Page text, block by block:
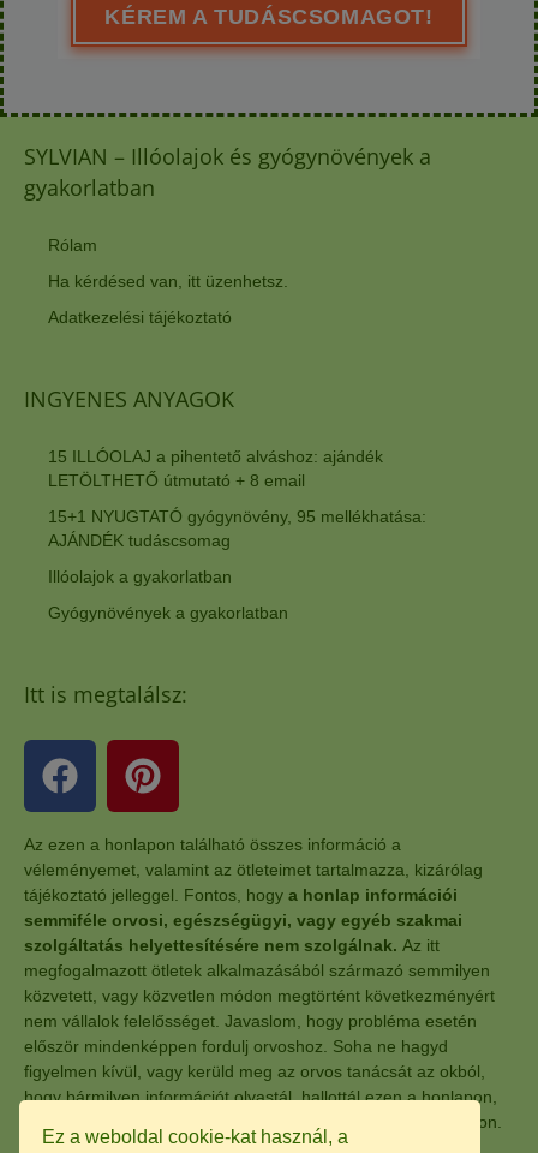
KÉREM A TUDÁSCSOMAGOT!
SYLVIAN – Illóolajok és gyógynövények a
gyakorlatban
Rólam
Ha kérdésed van, itt üzenhetsz.
Adatkezelési tájékoztató
INGYENES ANYAGOK
15 ILLÓOLAJ a pihentető alváshoz: ajándék
LETÖLTHETŐ útmutató + 8 email
15+1 NYUGTATÓ gyógynövény, 95 mellékhatása:
AJÁNDÉK tudáscsomag
Illóolajok a gyakorlatban
Gyógynövények a gyakorlatban
Itt is megtalálsz:
Az ezen a honlapon található összes információ a
véleményemet, valamint az ötleteimet tartalmazza, kizárólag
tájékoztató jelleggel. Fontos, hogy a honlap információi
semmiféle orvosi, egészségügyi, vagy egyéb szakmai
szolgáltatás helyettesítésére nem szolgálnak. Az itt
megfogalmazott ötletek alkalmazásából származó semmilyen
közvetett, vagy közvetlen módon megtörtént következményért
nem vállalok felelősséget. Javaslom, hogy probléma esetén
először mindenképpen fordulj orvoshoz. Soha ne hagyd
figyelmen kívül, vagy kerüld meg az orvos tanácsát az okból,
hogy bármilyen információt olvastál, hallottál ezen a honlapon,
vagy a honlaphoz kapcsolódó, egyéb más oldalon, anyagokon.
Ez a weboldal cookie-kat használ, a